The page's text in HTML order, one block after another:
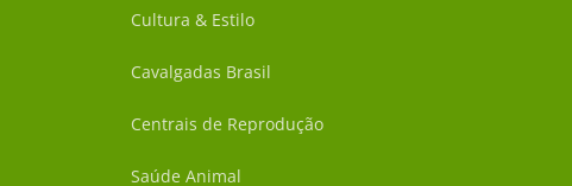
Cultura & Estilo
Cavalgadas Brasil
Centrais de Reprodução
Saúde Animal